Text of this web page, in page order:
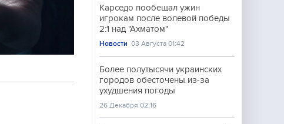
Карседо пообещал ужин
игрокам после волевой победы
2:1 над "Ахматом"
Новости 03 Августа 01:42
Более полутысячи украинских
городов обесточены из-за
ухудшения погоды
26 Декабря 02:16